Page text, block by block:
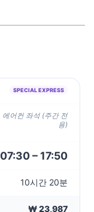
SPECIAL EXPRESS
에어컨 좌석 (주간 전
용)
07:30 – 17:50
10시간 20분
₩ 23,987